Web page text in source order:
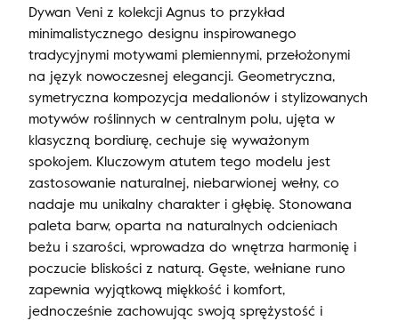
Dywan Veni z kolekcji Agnus to przykład
minimalistycznego designu inspirowanego
tradycyjnymi motywami plemiennymi, przełożonymi
na język nowoczesnej elegancji. Geometryczna,
symetryczna kompozycja medalionów i stylizowanych
motywów roślinnych w centralnym polu, ujęta w
klasyczną bordiurę, cechuje się wyważonym
spokojem. Kluczowym atutem tego modelu jest
zastosowanie naturalnej, niebarwionej wełny, co
nadaje mu unikalny charakter i głębię. Stonowana
paleta barw, oparta na naturalnych odcieniach
beżu i szarości, wprowadza do wnętrza harmonię i
poczucie bliskości z naturą. Gęste, wełniane runo
zapewnia wyjątkową miękkość i komfort,
jednocześnie zachowując swoją sprężystość i